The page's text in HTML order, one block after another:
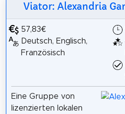
Viator: Alexandria
57,83€
Deutsch, Englisch,
Französisch
Eine Gruppe von
lizenzierten lokalen